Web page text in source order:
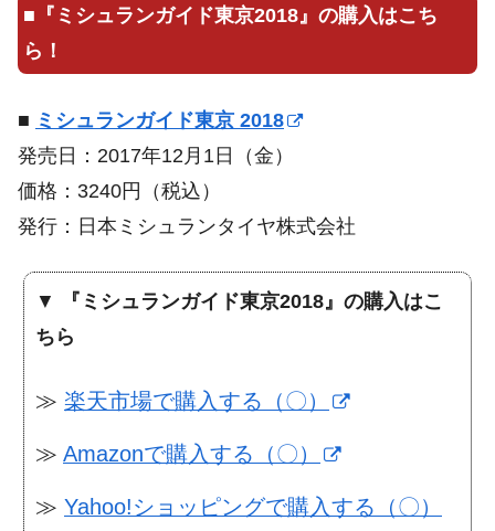
■ 『ミシュランガイド東京2018』の購入はこち
ら！
■ ミシュランガイド東京 2018
発売日：2017年12月1日（金）
価格：3240円（税込）
発行：日本ミシュランタイヤ株式会社
▼
『ミシュランガイド東京2018』の購入はこ
ちら
≫ 楽天市場で購入する（〇）
≫ Amazonで購入する（〇）
≫ Yahoo!ショッピングで購入する（〇）